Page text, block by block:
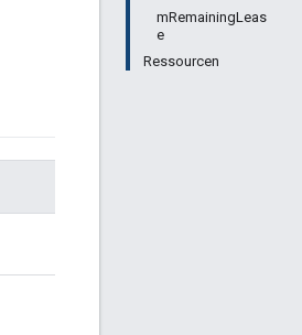
mRemainingLeas
e
Ressourcen